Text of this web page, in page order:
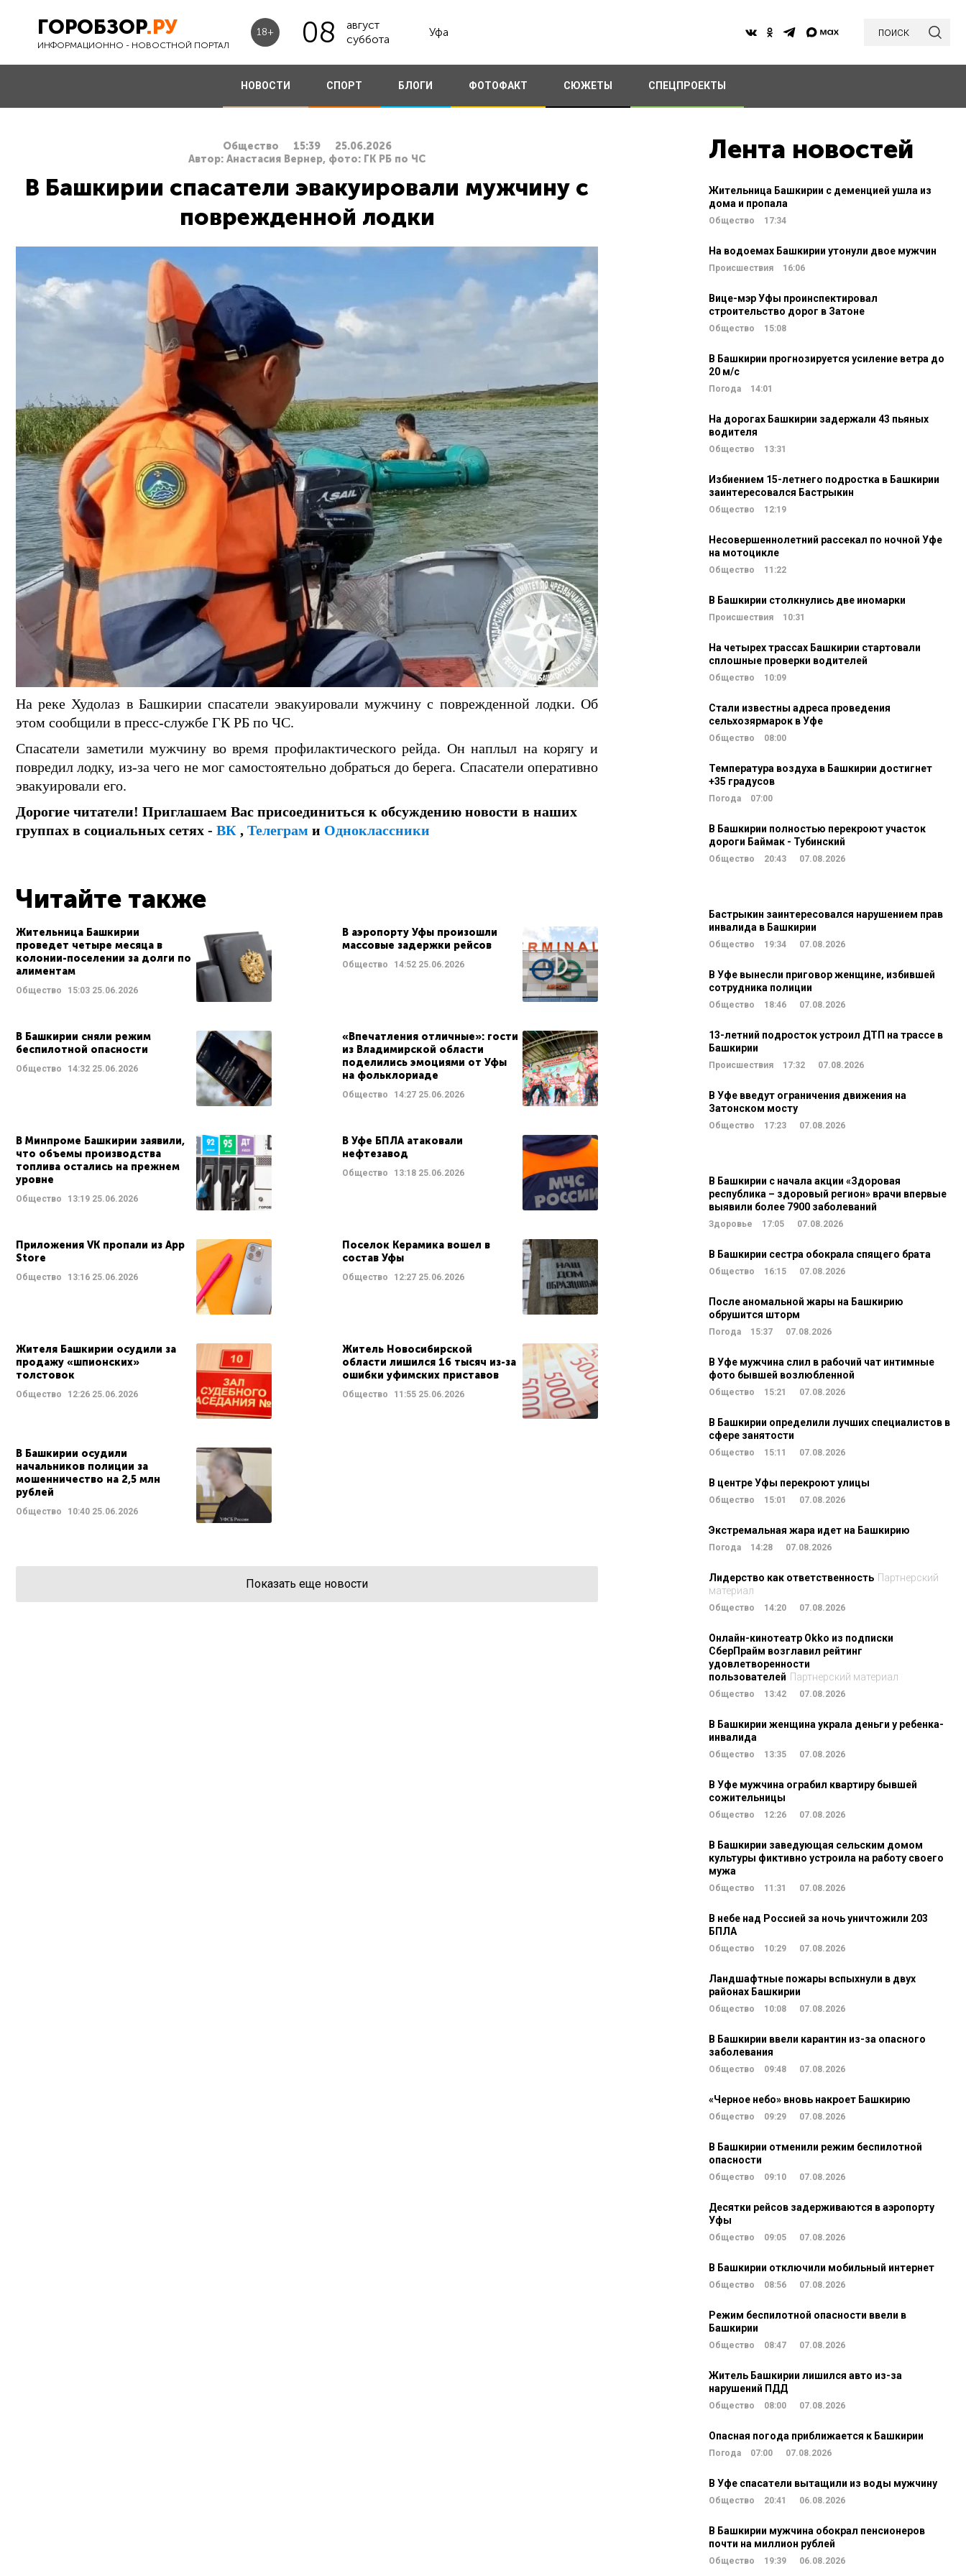
ГОРОБЗОР.РУ
ИНФОРМАЦИОННО - НОВОСТНОЙ ПОРТАЛ
18+ 08
август
суббота
Уфа поиск
НОВОСТИ СПОРТ БЛОГИ ФОТОФАКТ СЮЖЕТЫ СПЕЦПРОЕКТЫ
Общество 15:39
25.06.2026
Автор: Анастасия Вернер, фото: ГК РБ по ЧС
В Башкирии спасатели эвакуировали мужчину с
поврежденной лодки
На реке Худолаз в Башкирии спасатели эвакуировали мужчину с поврежденной лодки. Об
этом сообщили в пресс-службе ГК РБ по ЧС.
Спасатели заметили мужчину во время профилактического рейда. Он наплыл на корягу и
повредил лодку, из-за чего не мог самостоятельно добраться до берега. Спасатели оперативно
эвакуировали его.
Дорогие читатели! Приглашаем Вас присоединиться к обсуждению новости в наших
группах в социальных сетях - ВК , Телеграм и Одноклассники
Читайте также
Жительница Башкирии
проведет четыре месяца в
колонии-поселении за долги по
алиментам
Общество 15:03 25.06.2026
В аэропорту Уфы произошли
массовые задержки рейсов
Общество 14:5225.06.2026
В Башкирии сняли режим
беспилотной опасности
Общество 14:32 25.06.2026
«Впечатления отличные»: гости
из Владимирской области
поделились эмоциями от Уфы
на фольклориаде
Общество 14:2725.06.2026
В Минпроме Башкирии заявили,
что объемы производства
топлива остались на прежнем
уровне
Общество 13:19 25.06.2026
В Уфе БПЛА атаковали
нефтезавод
Общество 13:1825.06.2026
Приложения VK пропали из App
Store
Общество 13:16 25.06.2026
Поселок Керамика вошел в
состав Уфы
Общество 12:2725.06.2026
Жителя Башкирии осудили за
продажу «шпионских»
толстовок
Общество 12:26 25.06.2026
Житель Новосибирской
области лишился 16 тысяч из-за
ошибки уфимских приставов
Общество 11:5525.06.2026
В Башкирии осудили
начальников полиции за
мошенничество на 2,5 млн
рублей
Общество 10:40 25.06.2026
Показать еще новости
Лента новостей
Жительница Башкирии с деменцией ушла из
дома и пропала
Общество 17:34
На водоемах Башкирии утонули двое мужчин
Происшествия 16:06
Вице-мэр Уфы проинспектировал
строительство дорог в Затоне
Общество 15:08
В Башкирии прогнозируется усиление ветра до
20 м/c
Погода 14:01
На дорогах Башкирии задержали 43 пьяных
водителя
Общество 13:31
Избиением 15-летнего подростка в Башкирии
заинтересовался Бастрыкин
Общество 12:19
Несовершеннолетний рассекал по ночной Уфе
на мотоцикле
Общество 11:22
В Башкирии столкнулись две иномарки
Происшествия 10:31
На четырех трассах Башкирии стартовали
сплошные проверки водителей
Общество 10:09
Стали известны адреса проведения
сельхозярмарок в Уфе
Общество 08:00
Температура воздуха в Башкирии достигнет
+35 градусов
Погода 07:00
В Башкирии полностью перекроют участок
дороги Баймак - Тубинский
Общество 20:43 07.08.2026
Бастрыкин заинтересовался нарушением прав
инвалида в Башкирии
Общество 19:34 07.08.2026
В Уфе вынесли приговор женщине, избившей
сотрудника полиции
Общество 18:46 07.08.2026
13-летний подросток устроил ДТП на трассе в
Башкирии
Происшествия 17:32 07.08.2026
В Уфе введут ограничения движения на
Затонском мосту
Общество 17:23 07.08.2026
В Башкирии с начала акции «Здоровая
республика – здоровый регион» врачи впервые
выявили более 7900 заболеваний
Здоровье 17:05 07.08.2026
В Башкирии сестра обокрала спящего брата
Общество 16:15 07.08.2026
После аномальной жары на Башкирию
обрушится шторм
Погода 15:37 07.08.2026
В Уфе мужчина слил в рабочий чат интимные
фото бывшей возлюбленной
Общество 15:21 07.08.2026
В Башкирии определили лучших специалистов в
сфере занятости
Общество 15:11 07.08.2026
В центре Уфы перекроют улицы
Общество 15:01 07.08.2026
Экстремальная жара идет на Башкирию
Погода 14:28 07.08.2026
Лидерство как ответственность Партнерский
материал
Общество 14:20 07.08.2026
Онлайн-кинотеатр Okko из подписки
СберПрайм возглавил рейтинг
удовлетворенности
пользователей Партнерский материал
Общество 13:42 07.08.2026
В Башкирии женщина украла деньги у ребенка-
инвалида
Общество 13:35 07.08.2026
В Уфе мужчина ограбил квартиру бывшей
сожительницы
Общество 12:26 07.08.2026
В Башкирии заведующая сельским домом
культуры фиктивно устроила на работу своего
мужа
Общество 11:31 07.08.2026
В небе над Россией за ночь уничтожили 203
БПЛА
Общество 10:29 07.08.2026
Ландшафтные пожары вспыхнули в двух
районах Башкирии
Общество 10:08 07.08.2026
В Башкирии ввели карантин из-за опасного
заболевания
Общество 09:48 07.08.2026
«Черное небо» вновь накроет Башкирию
Общество 09:29 07.08.2026
В Башкирии отменили режим беспилотной
опасности
Общество 09:10 07.08.2026
Десятки рейсов задерживаются в аэропорту
Уфы
Общество 09:05 07.08.2026
В Башкирии отключили мобильный интернет
Общество 08:56 07.08.2026
Режим беспилотной опасности ввели в
Башкирии
Общество 08:47 07.08.2026
Житель Башкирии лишился авто из-за
нарушений ПДД
Общество 08:00 07.08.2026
Опасная погода приближается к Башкирии
Погода 07:00 07.08.2026
В Уфе спасатели вытащили из воды мужчину
Общество 20:41 06.08.2026
В Башкирии мужчина обокрал пенсионеров
почти на миллион рублей
Общество 19:39 06.08.2026